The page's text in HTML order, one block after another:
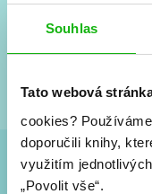
Souhlas
Tato webová
cookies?
doporučili knihy,
využitím
„Povolit vše“.
Vše kolem
a